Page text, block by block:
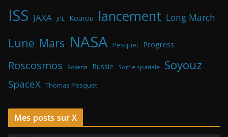
ISS JAXA JPL Kourou lancement Long March
Lune Mars NASA Pesquet Progress
Roscosmos Rosetta Russie Sortie spatiale Soyouz
SpaceX Thomas Pesquet
Mes posts sur X